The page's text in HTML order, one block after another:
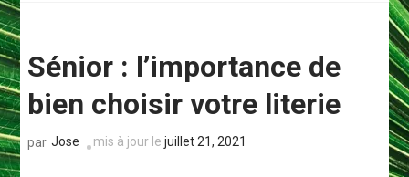
Sénior : l’importance de
bien choisir votre literie
par Jose mis à jour lejuillet 21, 2021